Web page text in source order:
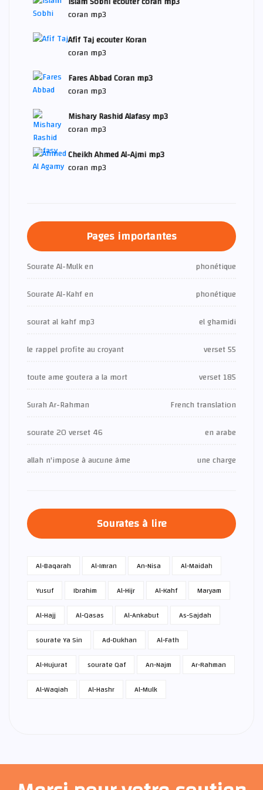
coran mp3
Afif Taj ecouter Koran
coran mp3
Fares Abbad Coran mp3
coran mp3
Mishary Rashid Alafasy mp3
coran mp3
Cheikh Ahmed Al-Ajmi mp3
coran mp3
Pages importantes
Sourate Al-Mulk en
phonétique
Sourate Al-Kahf en
phonétique
sourat al kahf mp3
el ghamidi
le rappel profite au croyant
verset 55
toute ame goutera a la mort
verset 185
Surah Ar-Rahman
French translation
sourate 20 verset 46
en arabe
allah n'impose à aucune âme
une charge
Sourates à lire
Al-Baqarah Al-Imran An-Nisa
Al-Maidah
Yusuf
Ibrahim Al-Hijr Al-Kahf
Maryam
Al-Hajj
Al-Qasas Al-Ankabut
As-Sajdah
sourate Ya Sin
Ad-Dukhan
Al-Fath
Al-Hujurat
sourate Qaf An-Najm
Ar-Rahman
Al-Waqiah
Al-Hashr Al-Mulk